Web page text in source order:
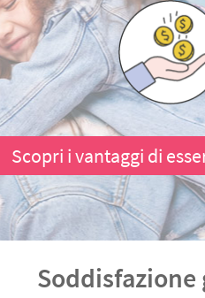
Scopri i vantaggi di